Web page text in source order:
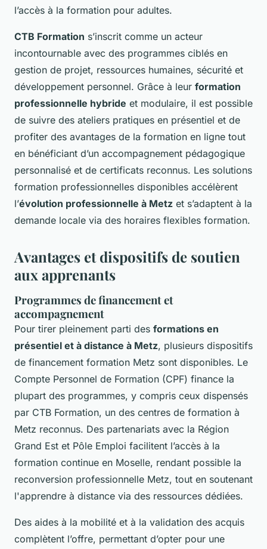
l’accès à la formation pour adultes.
CTB Formation s’inscrit comme un acteur
incontournable avec des programmes ciblés en
gestion de projet, ressources humaines, sécurité et
développement personnel. Grâce à leur formation
professionnelle hybride et modulaire, il est possible
de suivre des ateliers pratiques en présentiel et de
profiter des avantages de la formation en ligne tout
en bénéficiant d’un accompagnement pédagogique
personnalisé et de certificats reconnus. Les solutions
formation professionnelles disponibles accélèrent
l’évolution professionnelle à Metz et s’adaptent à la
demande locale via des horaires flexibles formation.
Avantages et dispositifs de soutien
aux apprenants
Programmes de financement et
accompagnement
Pour tirer pleinement parti des formations en
présentiel et à distance à Metz, plusieurs dispositifs
de financement formation Metz sont disponibles. Le
Compte Personnel de Formation (CPF) finance la
plupart des programmes, y compris ceux dispensés
par CTB Formation, un des centres de formation à
Metz reconnus. Des partenariats avec la Région
Grand Est et Pôle Emploi facilitent l’accès à la
formation continue en Moselle, rendant possible la
reconversion professionnelle Metz, tout en soutenant
l'apprendre à distance via des ressources dédiées.
Des aides à la mobilité et à la validation des acquis
complètent l’offre, permettant d’opter pour une